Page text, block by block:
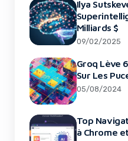
Ilya
Milliards $
09/02/2025
Groq Lève
Sur Les
05/08/2024
Top
à Chrome